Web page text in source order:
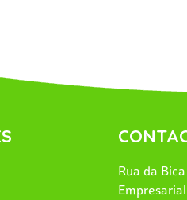
Rua da